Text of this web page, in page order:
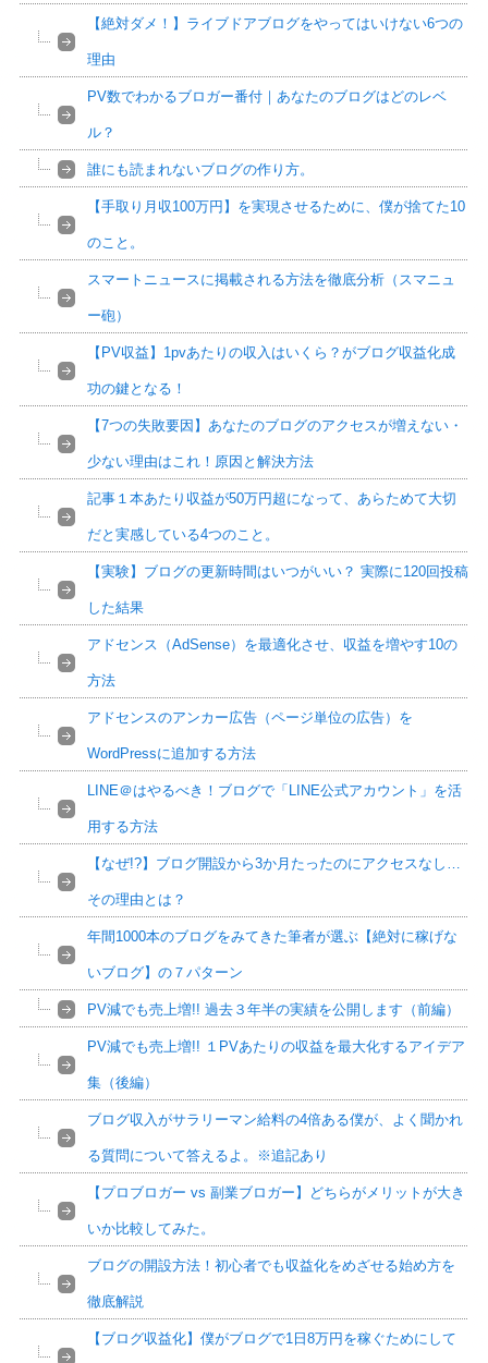
【絶対ダメ！】ライブドアブログをやってはいけない6つの
理由
PV数でわかるブロガー番付｜あなたのブログはどのレベ
ル？
誰にも読まれないブログの作り方。
【手取り月収100万円】を実現させるために、僕が捨てた10
のこと。
スマートニュースに掲載される方法を徹底分析（スマニュ
ー砲）
【PV収益】1pvあたりの収入はいくら？がブログ収益化成
功の鍵となる！
【7つの失敗要因】あなたのブログのアクセスが増えない・
少ない理由はこれ！原因と解決方法
記事１本あたり収益が50万円超になって、あらためて大切
だと実感している4つのこと。
【実験】ブログの更新時間はいつがいい？ 実際に120回投稿
した結果
アドセンス（AdSense）を最適化させ、収益を増やす10の
方法
アドセンスのアンカー広告（ページ単位の広告）を
WordPressに追加する方法
LINE＠はやるべき！ブログで「LINE公式アカウント」を活
用する方法
【なぜ!?】ブログ開設から3か月たったのにアクセスなし…
その理由とは？
年間1000本のブログをみてきた筆者が選ぶ【絶対に稼げな
いブログ】の７パターン
PV減でも売上増!! 過去３年半の実績を公開します（前編）
PV減でも売上増!! １PVあたりの収益を最大化するアイデア
集（後編）
ブログ収入がサラリーマン給料の4倍ある僕が、よく聞かれ
る質問について答えるよ。※追記あり
【プロブロガー vs 副業ブロガー】どちらがメリットが大き
いか比較してみた。
ブログの開設方法！初心者でも収益化をめざせる始め方を
徹底解説
【ブログ収益化】僕がブログで1日8万円を稼ぐためにして